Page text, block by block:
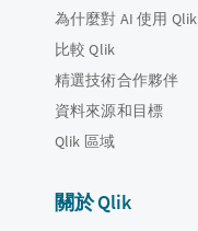
為什麼對 AI 使用 Qlik
比較 Qlik
精選技術合作夥伴
資料來源和目標
Qlik 區域
關於 Qlik